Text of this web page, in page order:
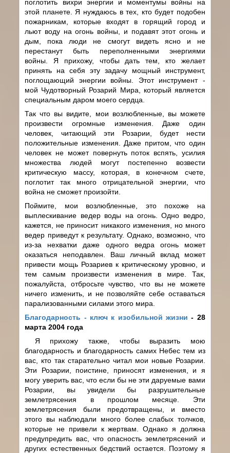
поглотить вихри энергии и моментумы войны на
этой планете. Я нуждаюсь в тех, кто будет подобен
пожарникам, которые входят в горящий город и
льют воду на огонь войны, и подавят этот огонь и
дым, пока люди не смогут видеть ясно и не
перестанут быть переполненными энергиями
войны. Я прихожу, чтобы дать тем, кто желает
принять на себя эту задачу мощный инструмент,
поглощающий энергии войны. Этот инструмент -
мой Чудотворный Розарий Мира, который является
специальным даром моего сердца.
Так что вы видите, мои возлюбленные, вы можете
произвести огромные изменения. Даже один
человек, читающий эти Розарии, будет нести
положительные изменения. Даже притом, что один
человек не может повернуть поток вспять, усилия
множества людей могут постепенно возвести
критическую массу, которая, в конечном счете,
поглотит так много отрицательной энергии, что
война не сможет произойти.
Поймите, мои возлюбленные, это похоже на
выплескивание ведер воды на огонь. Одно ведро,
кажется, не приносит никакого изменения, но много
ведер приведут к результату. Однако, возможно, что
из-за нехватки даже одного ведра огонь может
оказаться неподавлен. Ваш личный вклад может
привести мощь Розариев к критическому уровню, и
тем самым произвести изменения в мире. Так,
пожалуйста, отбросьте чувство, что вы не можете
ничего изменить, и не позволяйте себе оставаться
парализованными силами этого мира.
Благодарность - ключ к изобильной жизни - 28
марта 2004 года
Я прихожу также, чтобы выразить мою
благодарность и благодарность самих Небес тем из
вас, кто так старательно читал мои новые Розарии.
Эти Розарии, поистине, приносят изменения, и я
могу уверить вас, что если бы не эти даруемые вами
Розарии, вы увидели бы разрушительные
землетрясения в прошлом месяце. Эти
землетрясения были предотвращены, и вместо
этого вы наблюдали много более слабых толчков,
которые не привели к жертвам. Однако я должна
предупредить вас, что опасность землетрясений и
других естественных бедствий остается. Поэтому я